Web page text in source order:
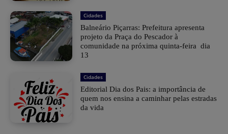
Cidades
Balneário Piçarras: Prefeitura apresenta
projeto da Praça do Pescador à
comunidade na próxima quinta-feira dia
13
Cidades
Editorial Dia dos Pais: a importância de
quem nos ensina a caminhar pelas estradas
da vida